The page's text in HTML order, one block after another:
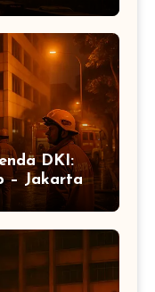
DKI:
– Jakarta